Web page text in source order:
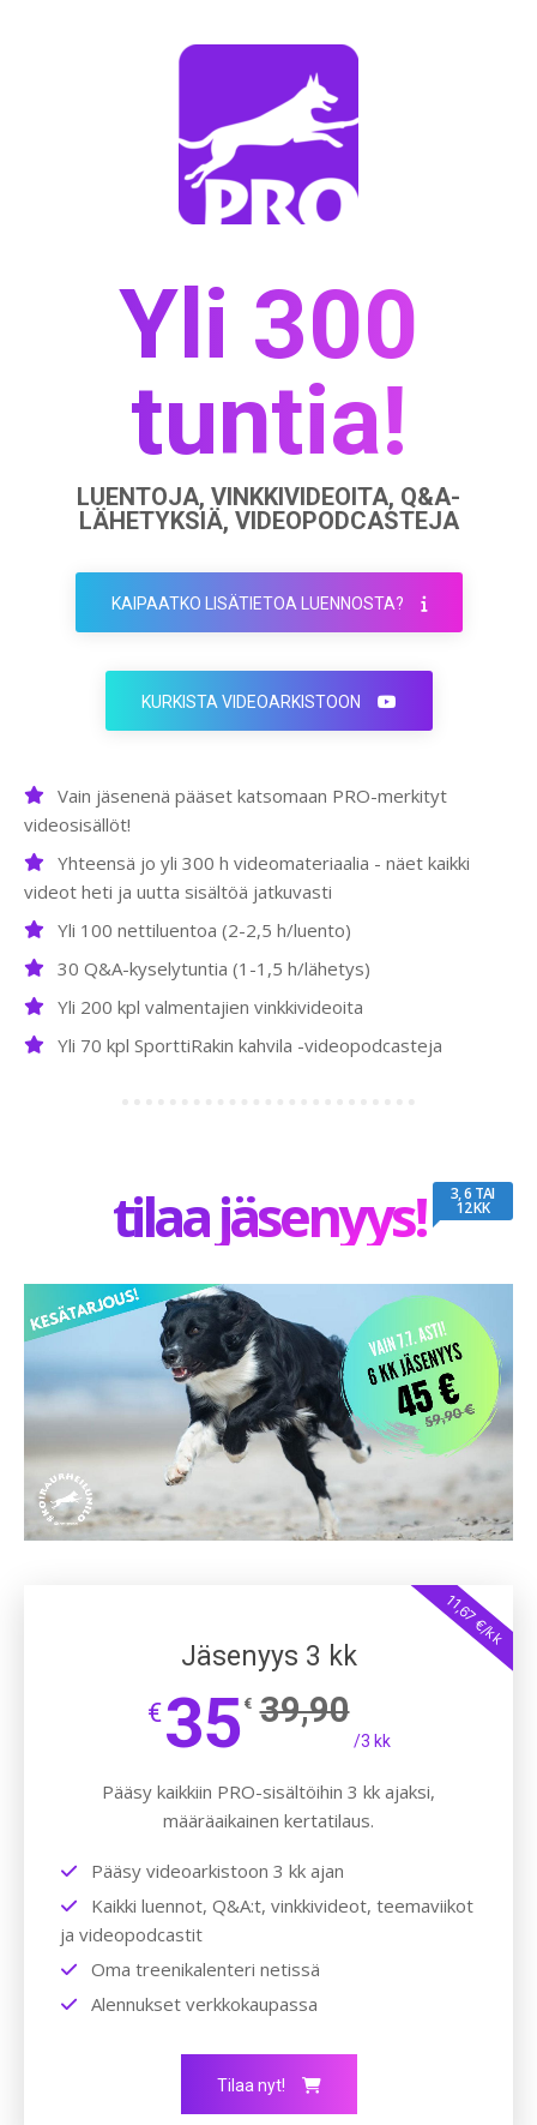
Yli 300
tuntia!
LUENTOJA, VINKKIVIDEOITA, Q&A-
LÄHETYKSIÄ, VIDEOPODCASTEJA
KAIPAATKO LISÄTIETOA LUENNOSTA?
KURKISTA VIDEOARKISTOON
Vain jäsenenä pääset katsomaan PRO-merkityt
videosisällöt!
Yhteensä jo yli 300 h videomateriaalia - näet kaikki
videot heti ja uutta sisältöä jatkuvasti
Yli 100 nettiluentoa (2-2,5 h/luento)
30 Q&A-kyselytuntia (1-1,5 h/lähetys)
Yli 200 kpl valmentajien vinkkivideoita
Yli 70 kpl SporttiRakin kahvila -videopodcasteja
tilaa jäsenyys! 3, 6 TAI
12 KK
11,67 €/kk
Jäsenyys 3 kk
€35 € 39,90
/3 kk
Pääsy kaikkiin PRO-sisältöihin 3 kk ajaksi,
määräaikainen kertatilaus.
Pääsy videoarkistoon 3 kk ajan
Kaikki luennot, Q&A:t, vinkkivideot, teemaviikot
ja videopodcastit
Oma treenikalenteri netissä
Alennukset verkkokaupassa
Tilaa nyt!